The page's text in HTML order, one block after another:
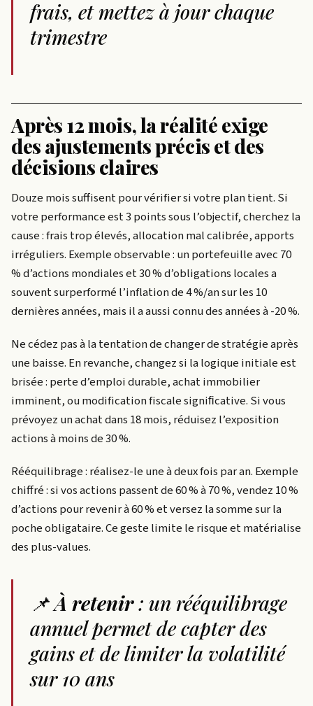
frais, et mettez à jour chaque
trimestre
Après 12 mois, la réalité exige
des ajustements précis et des
décisions claires
Douze mois suffisent pour vérifier si votre plan tient. Si
votre performance est 3 points sous l’objectif, cherchez la
cause : frais trop élevés, allocation mal calibrée, apports
irréguliers. Exemple observable : un portefeuille avec 70
% d’actions mondiales et 30 % d’obligations locales a
souvent surperformé l’inflation de 4 %/an sur les 10
dernières années, mais il a aussi connu des années à -20 %.
Ne cédez pas à la tentation de changer de stratégie après
une baisse. En revanche, changez si la logique initiale est
brisée : perte d’emploi durable, achat immobilier
imminent, ou modification fiscale signiﬁcative. Si vous
prévoyez un achat dans 18 mois, réduisez l’exposition
actions à moins de 30 %.
Rééquilibrage : réalisez-le une à deux fois par an. Exemple
chiffré : si vos actions passent de 60 % à 70 %, vendez 10 %
d’actions pour revenir à 60 % et versez la somme sur la
poche obligataire. Ce geste limite le risque et matérialise
des plus-values.
📌À retenir: un rééquilibrage
annuel permet de capter des
gains et de limiter la volatilité
sur 10 ans